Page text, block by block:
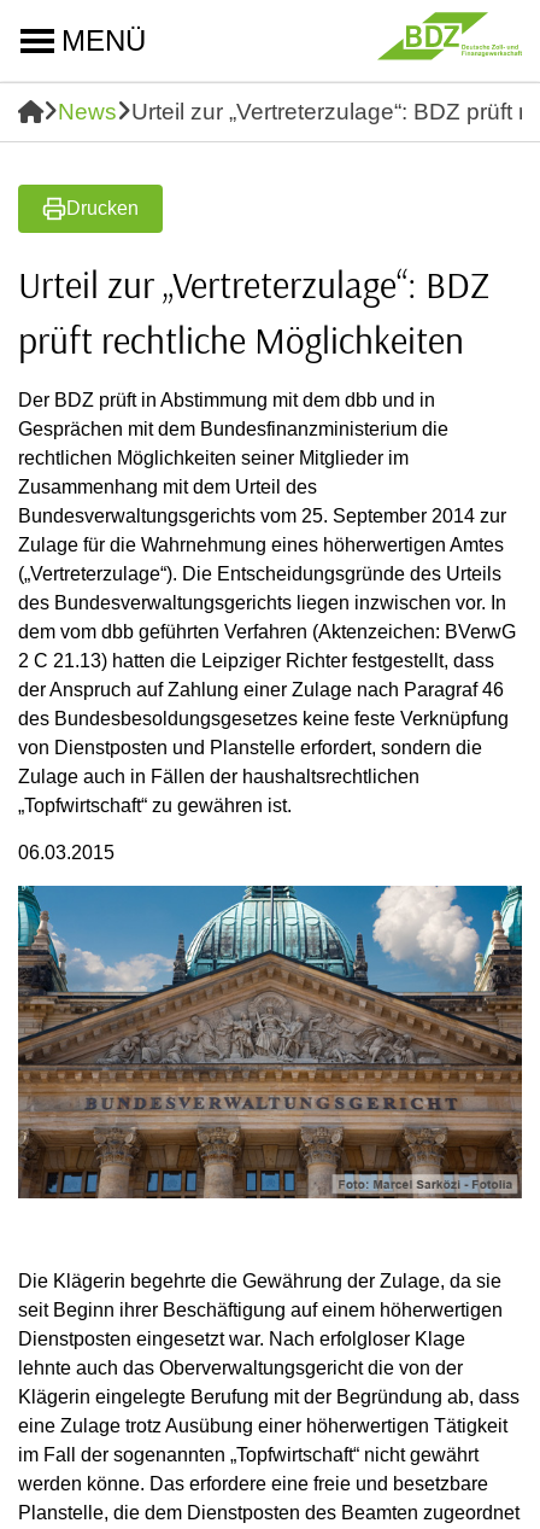
MENÜ
News Urteil zur „Vertreterzulage“: BDZ prüft
Drucken
Urteil zur „Vertreterzulage“: BDZ
prüft rechtliche Möglichkeiten
Der BDZ prüft in Abstimmung mit dem dbb und in
Gesprächen mit dem Bundesfinanzministerium die
rechtlichen Möglichkeiten seiner Mitglieder im
Zusammenhang mit dem Urteil des
Bundesverwaltungsgerichts vom 25. September 2014 zur
Zulage für die Wahrnehmung eines höherwertigen Amtes
(„Vertreterzulage“). Die Entscheidungsgründe des Urteils
des Bundesverwaltungsgerichts liegen inzwischen vor. In
dem vom dbb geführten Verfahren (Aktenzeichen: BVerwG
2 C 21.13) hatten die Leipziger Richter festgestellt, dass
der Anspruch auf Zahlung einer Zulage nach Paragraf 46
des Bundesbesoldungsgesetzes keine feste Verknüpfung
von Dienstposten und Planstelle erfordert, sondern die
Zulage auch in Fällen der haushaltsrechtlichen
„Topfwirtschaft“ zu gewähren ist.
06.03.2015
Die Klägerin begehrte die Gewährung der Zulage, da sie
seit Beginn ihrer Beschäftigung auf einem höherwertigen
Dienstposten eingesetzt war. Nach erfolgloser Klage
lehnte auch das Oberverwaltungsgericht die von der
Klägerin eingelegte Berufung mit der Begründung ab, dass
eine Zulage trotz Ausübung einer höherwertigen Tätigkeit
im Fall der sogenannten „Topfwirtschaft“ nicht gewährt
werden könne. Das erfordere eine freie und besetzbare
Planstelle, die dem Dienstposten des Beamten zugeordnet